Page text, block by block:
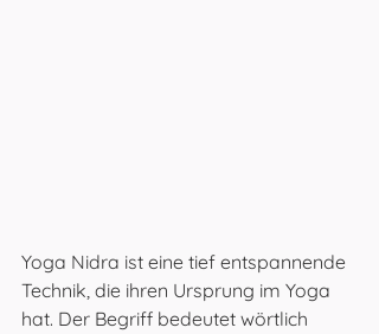
Yoga Nidra ist eine tief entspannende
Technik, die ihren Ursprung im Yoga
hat. Der Begriff bedeutet wörtlich